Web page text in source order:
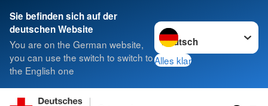
Sie befinden sich auf der
deutschen Website
You are on the German website,
you can use the switch to switch to
the English one
Sprache wechseln zu
Alles klar